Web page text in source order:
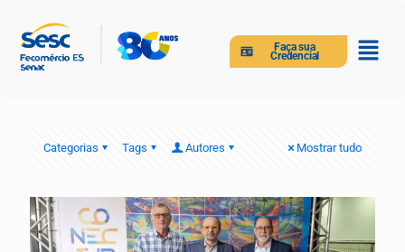
Faça sua
Credencial
Categorias Tags Autores Mostrar tudo